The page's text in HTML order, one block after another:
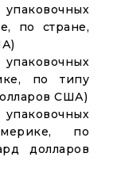
по стране,
по типу
США)
по
долларов